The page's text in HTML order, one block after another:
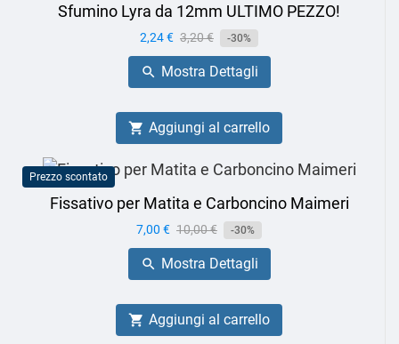
Sfumino Lyra da 12mm ULTIMO PEZZO!
Prezzo
2,24 € Prezzo
base
3,20 € -30%
 Mostra Dettagli
 Aggiungi al carrello
Prezzo scontato
Fissativo per Matita e Carboncino Maimeri
Prezzo
7,00 € Prezzo
base
10,00 € -30%
 Mostra Dettagli
 Aggiungi al carrello